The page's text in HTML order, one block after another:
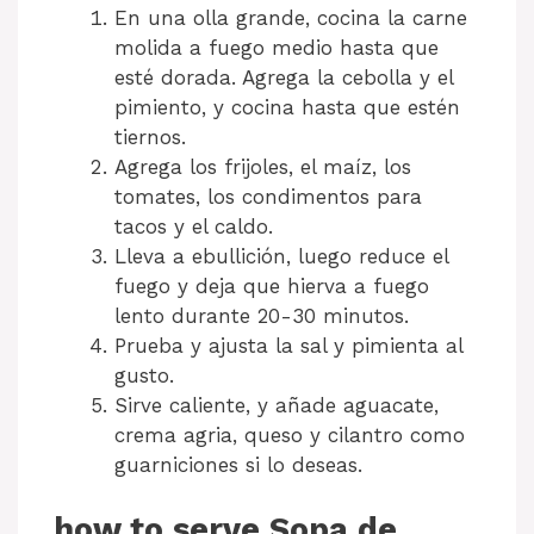
En una olla grande, cocina la carne
molida a fuego medio hasta que
esté dorada. Agrega la cebolla y el
pimiento, y cocina hasta que estén
tiernos.
Agrega los frijoles, el maíz, los
tomates, los condimentos para
tacos y el caldo.
Lleva a ebullición, luego reduce el
fuego y deja que hierva a fuego
lento durante 20-30 minutos.
Prueba y ajusta la sal y pimienta al
gusto.
Sirve caliente, y añade aguacate,
crema agria, queso y cilantro como
guarniciones si lo deseas.